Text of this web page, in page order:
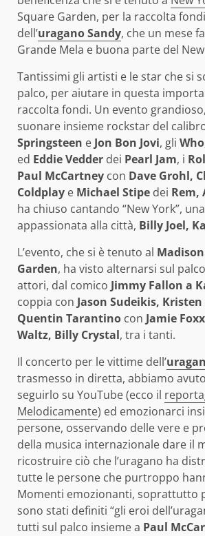
Square Garden, per la raccolta
dell’uragano Sandy, che un mese
Grande Mela e buona parte del New
Tantissimi gli artisti e le star che si
palco, per aiutare in questa
raccolta fondi. Un evento
suonare insieme rockstar del
Springsteen eJon Bon Jovi, gli
ed Eddie Vedder dei Pearl Jam, i
Paul McCartney con Dave Grohl,
Coldplay e Michael Stipe dei Rem,
ha chiuso cantando “New York”,
appassionata alla città, Billy Joel,
L’evento, che si è tenuto al
Garden, ha visto alternarsi sul
attori, dal comico Jimmy Fallon a
coppia con Jason Sudeikis,
Quentin Tarantino con Jamie
Waltz, Billy Crystal, tra i tanti.
Il concerto per le vittime dell’
trasmesso in diretta, abbiamo
seguirlo su YouTube (ecco il
Melodicamente) ed emozionarci
persone, osservando delle vere e
della musica internazionale dare il
ricostruire ciò che l’uragano ha
tutte le persone che purtroppo
Momenti emozionanti, soprattutto
sono stati definiti “gli eroi
tutti sul palco insieme a Paul